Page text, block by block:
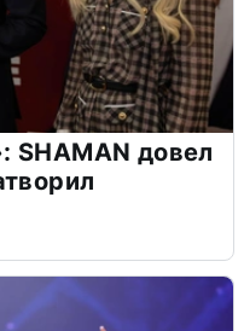
SHAMAN довел